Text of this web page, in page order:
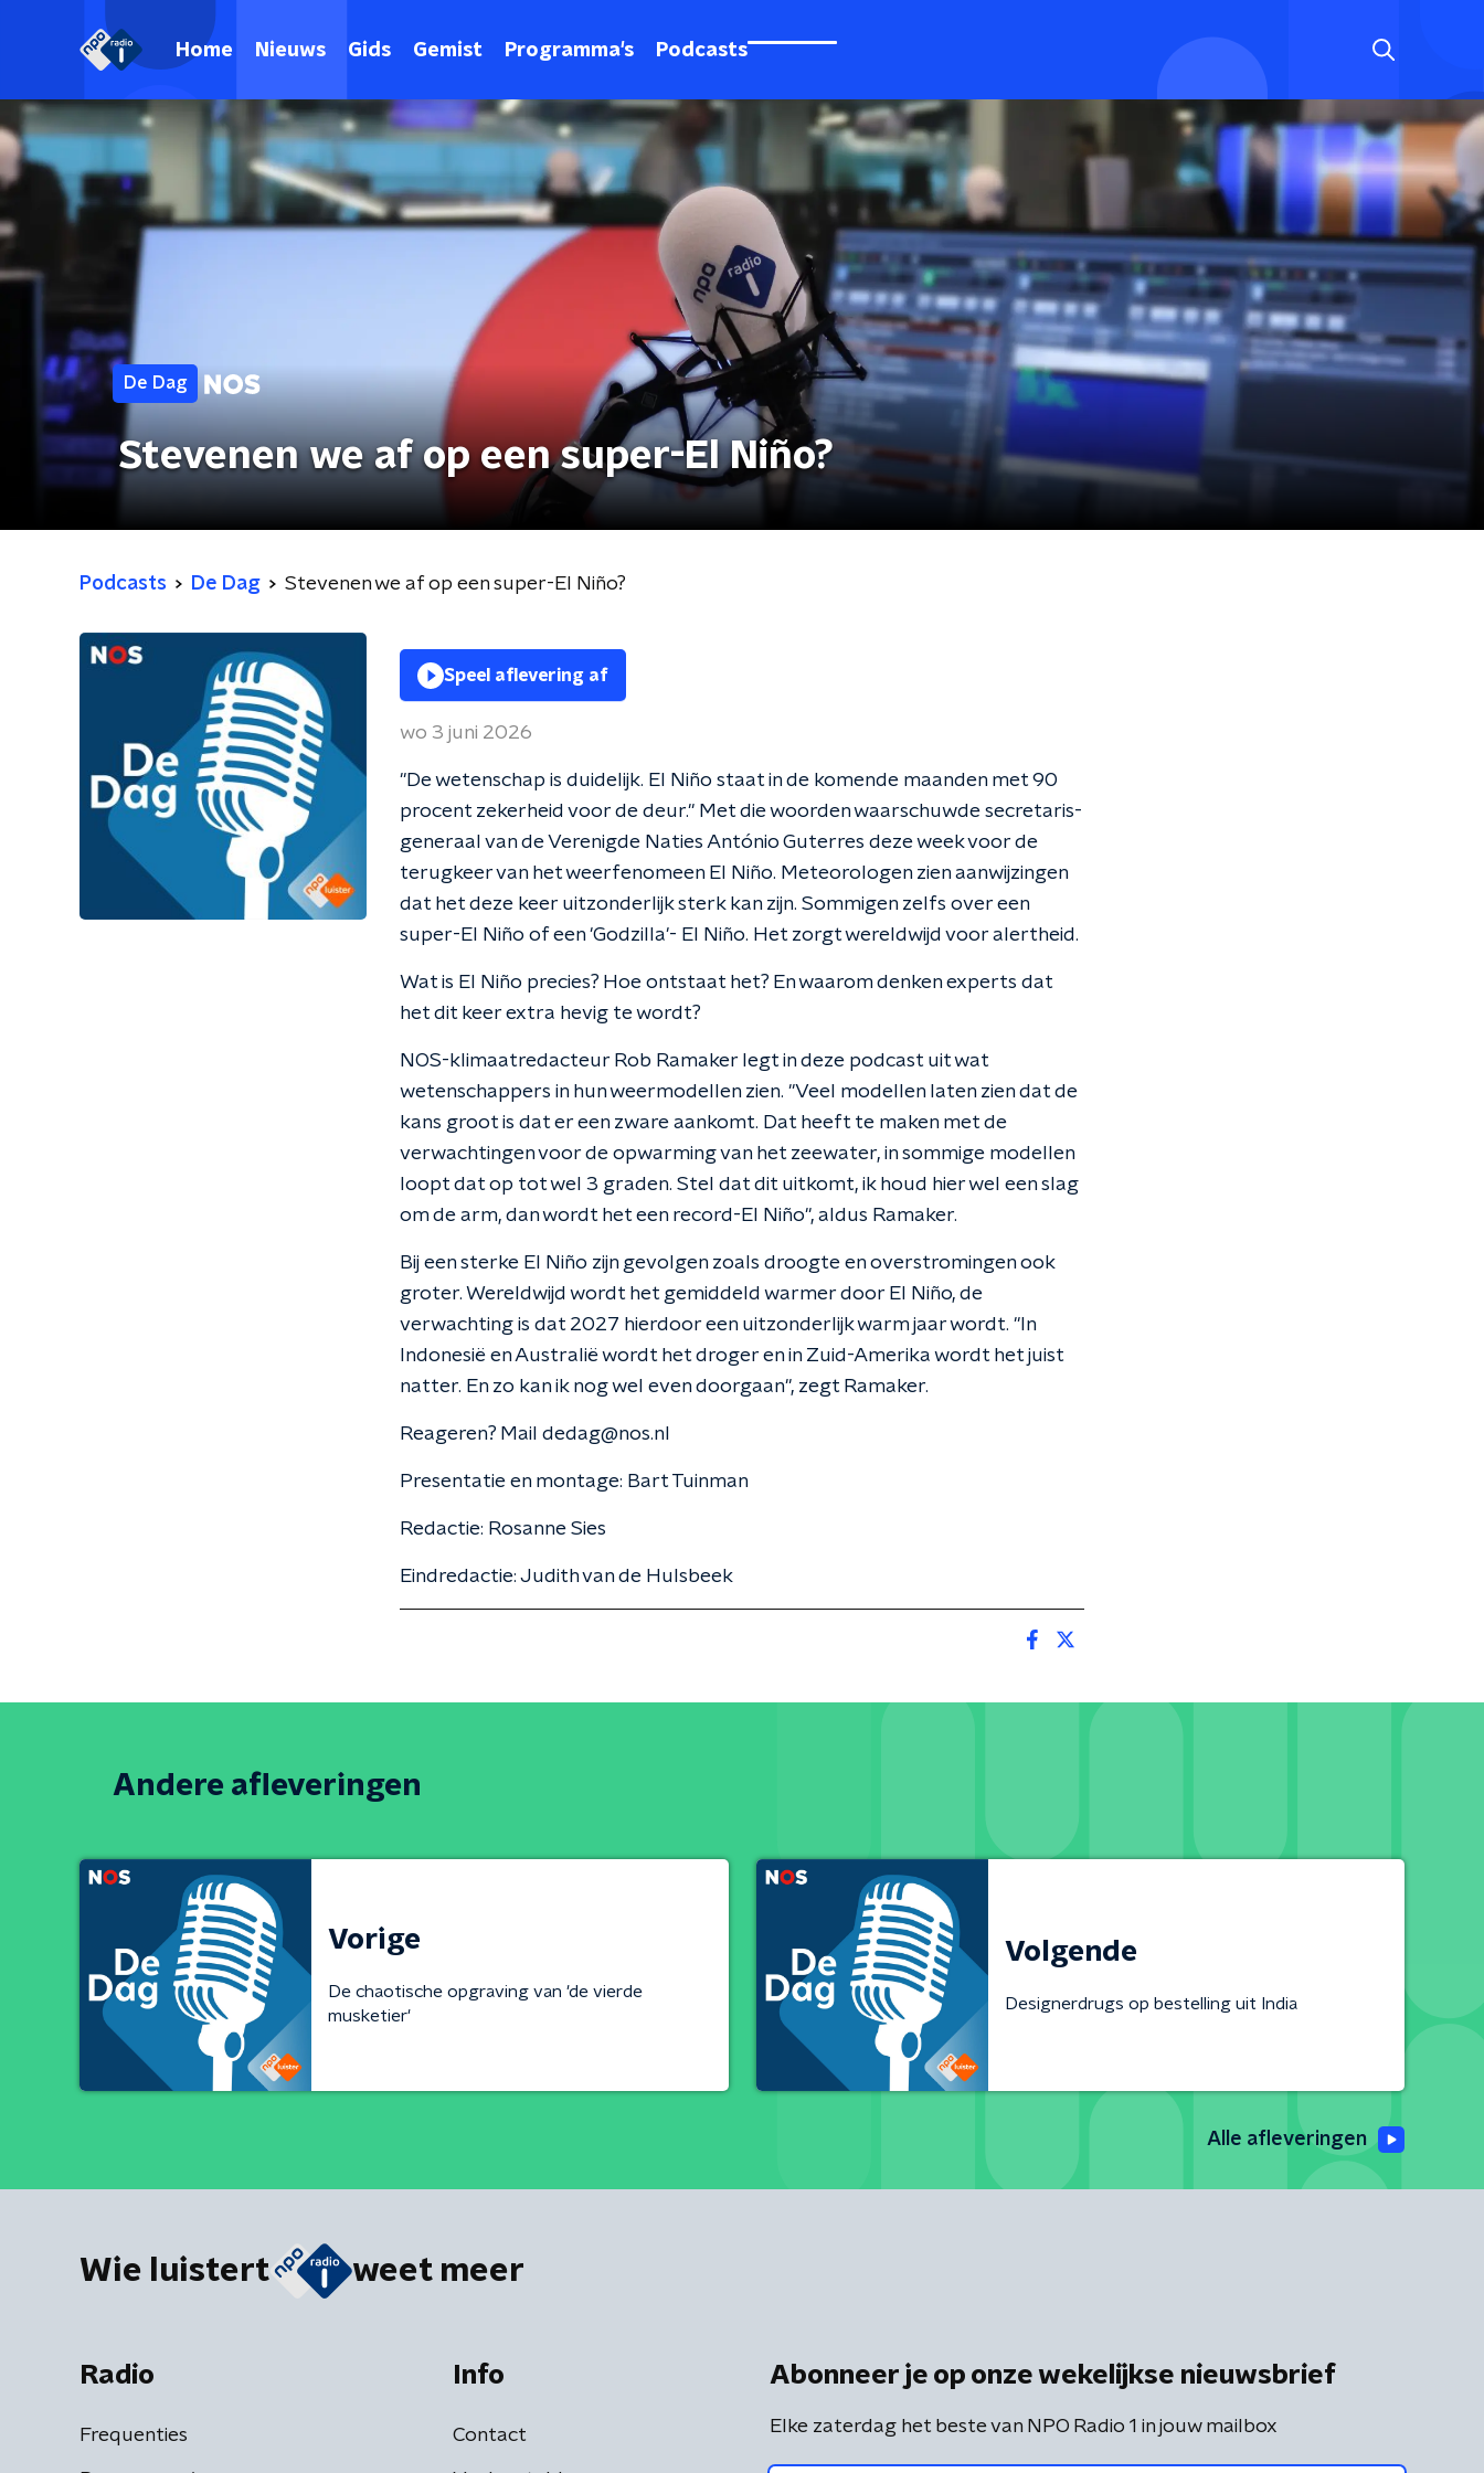
Home Nieuws Gids Gemist Programma's Podcasts
De Dag
Stevenen we af op een super-El Niño?
Podcasts De Dag Stevenen we af op een super-El Niño?
Speel aflevering af
wo 3 juni 2026
"De wetenschap is duidelijk. El Niño staat in de komende maanden met 90
procent zekerheid voor de deur." Met die woorden waarschuwde secretaris-
generaal van de Verenigde Naties António Guterres deze week voor de
terugkeer van het weerfenomeen El Niño. Meteorologen zien aanwijzingen
dat het deze keer uitzonderlijk sterk kan zijn. Sommigen zelfs over een
super-El Niño of een 'Godzilla'- El Niño. Het zorgt wereldwijd voor alertheid.
Wat is El Niño precies? Hoe ontstaat het? En waarom denken experts dat
het dit keer extra hevig te wordt?
NOS-klimaatredacteur Rob Ramaker legt in deze podcast uit wat
wetenschappers in hun weermodellen zien. "Veel modellen laten zien dat de
kans groot is dat er een zware aankomt. Dat heeft te maken met de
verwachtingen voor de opwarming van het zeewater, in sommige modellen
loopt dat op tot wel 3 graden. Stel dat dit uitkomt, ik houd hier wel een slag
om de arm, dan wordt het een record-El Niño", aldus Ramaker.
Bij een sterke El Niño zijn gevolgen zoals droogte en overstromingen ook
groter. Wereldwijd wordt het gemiddeld warmer door El Niño, de
verwachting is dat 2027 hierdoor een uitzonderlijk warm jaar wordt. "In
Indonesië en Australië wordt het droger en in Zuid-Amerika wordt het juist
natter. En zo kan ik nog wel even doorgaan", zegt Ramaker.
Reageren? Mail dedag@nos.nl
Presentatie en montage: Bart Tuinman
Redactie: Rosanne Sies
Eindredactie: Judith van de Hulsbeek
Andere afleveringen
Vorige
De chaotische opgraving van 'de vierde
musketier'
Volgende
Designerdrugs op bestelling uit India
Alle afleveringen
Wie luistert weet meer
Radio
Frequenties
Info
Contact
Abonneer je op onze wekelijkse nieuwsbrief
Elke zaterdag het beste van NPO Radio 1 in jouw mailbox